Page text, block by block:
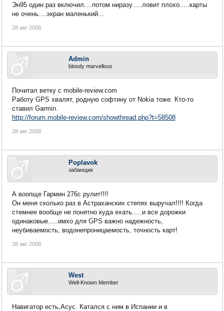
Эн95 один раз включил....потом ниразу.....ловит плохо.....карты
не очень....экран маленький...
28 авг 2008
Admin
bloody marvellous
Почитал ветку с mobile-review.com
Работу GPS хвалят, родную софтину от Nokia тоже. Кто-то
ставил Garmin.
http://forum.mobile-review.com/showthread.php?t=58508
28 авг 2008
Poplavok
забанщик
А воопще Гармин 276с рулит!!!!
Он меня сколько раз в Астраханских степях выручал!!!! Когда
стемнее вообще не понятно куда ехать.....и все дорожки
одинаковые.....имхо для GPS важно надежность,
неубиваемость, водонепроницаемость, точность карт!
28 авг 2008
West
Well-Known Member
Навигатор есть,Асус. Катался с ним в Испании и в